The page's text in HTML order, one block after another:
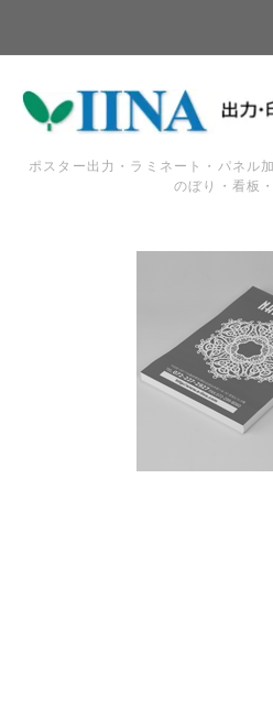
ポスター出力・ラミネート・パネル
のぼり・看板